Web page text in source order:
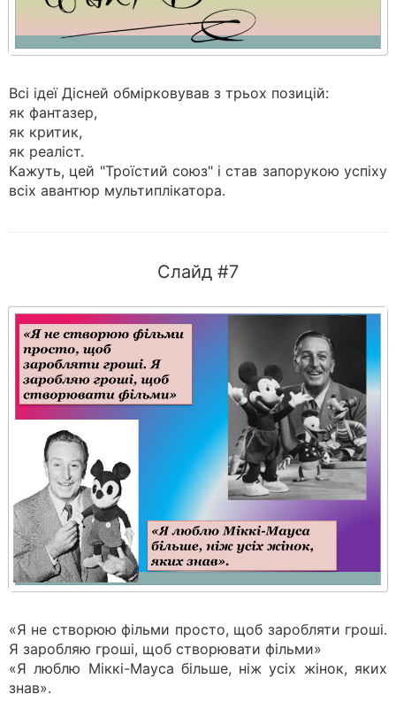
Всі ідеї Дісней обмірковував з трьох позицій:
як фантазер,
як критик,
як реаліст.
Кажуть, цей "Троїстий союз" і став запорукою успіху
всіх авантюр мультиплікатора.
Слайд #7
«Я не створюю фільми просто, щоб заробляти гроші.
Я заробляю гроші, щоб створювати фільми»
«Я люблю Міккі-Мауса більше, ніж усіх жінок, яких
знав».